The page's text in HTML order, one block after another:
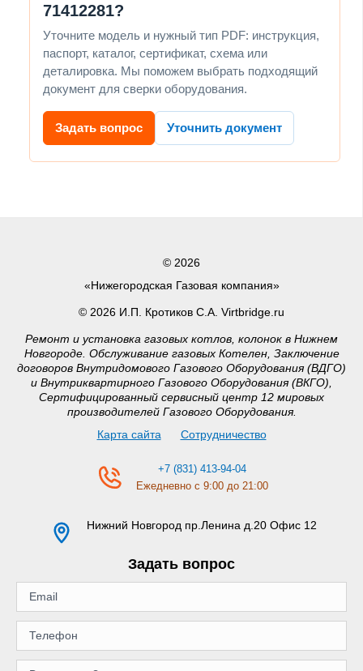
71412281?
Уточните модель и нужный тип PDF: инструкция,
паспорт, каталог, сертификат, схема или
деталировка. Мы поможем выбрать подходящий
документ для сверки оборудования.
Задать вопрос Уточнить документ
© 2026
«Нижегородская Газовая компания»
© 2026 И.П. Кротиков С.А. Virtbridge.ru
Ремонт и установка газовых котлов, колонок в Нижнем
Новгороде. Обслуживание газовых Котелен, Заключение
договоров Внутридомового Газового Оборудования (ВДГО)
и Внутриквартирного Газового Оборудования (ВКГО),
Сертифицированный сервисный центр 12 мировых
производителей Газового Оборудования.
Карта сайта
Сотрудничество
+7 (831) 413-94-04
Ежедневно с 9:00 до 21:00
Нижний Новгород пр.Ленина д.20 Офис 12
Задать вопрос